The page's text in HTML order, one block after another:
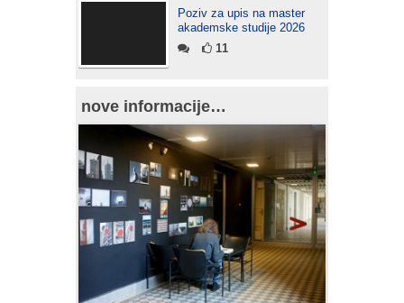
Poziv za upis na master
akademske studije 2026
11
nove informacije…